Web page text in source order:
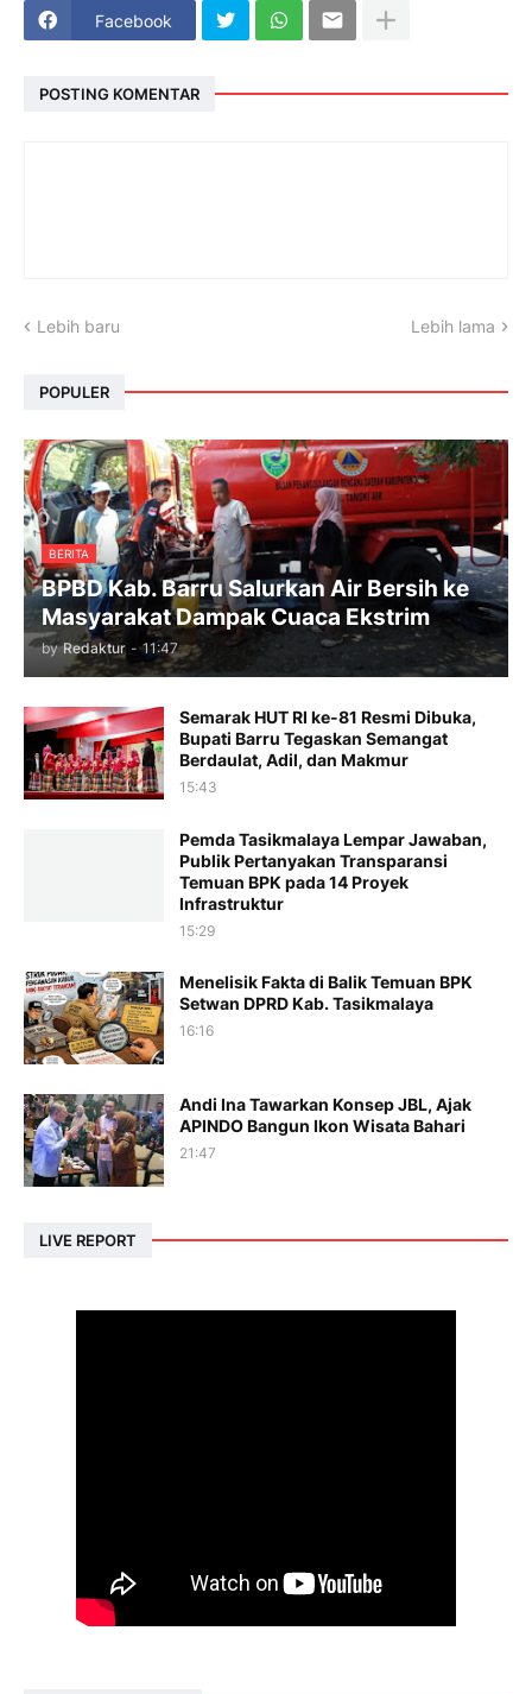
Facebook
POSTING KOMENTAR
Lebih baru Lebih lama
POPULER
BERITA
BPBD Kab. Barru Salurkan Air Bersih ke
Masyarakat Dampak Cuaca Ekstrim
by Redaktur - 11:47
Semarak HUT RI ke-81 Resmi Dibuka,
Bupati Barru Tegaskan Semangat
Berdaulat, Adil, dan Makmur
15:43
Pemda Tasikmalaya Lempar Jawaban,
Publik Pertanyakan Transparansi
Temuan BPK pada 14 Proyek
Infrastruktur
15:29
Menelisik Fakta di Balik Temuan BPK
Setwan DPRD Kab. Tasikmalaya
16:16
Andi Ina Tawarkan Konsep JBL, Ajak
APINDO Bangun Ikon Wisata Bahari
21:47
LIVE REPORT